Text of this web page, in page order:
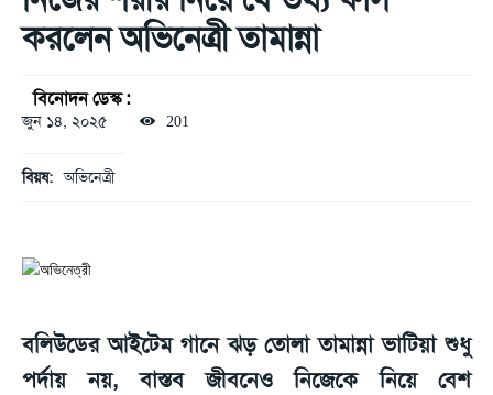
করলেন অভিনেত্রী তামান্না
বিনোদন ডেস্ক :
জুন ১৪, ২০২৫ 201
বিয়ষ: অভিনেত্রী
বলিউডের আইটেম গানে ঝড় তোলা তামান্না ভাটিয়া শুধু
পর্দায় নয়, বাস্তব জীবনেও নিজেকে নিয়ে বেশ